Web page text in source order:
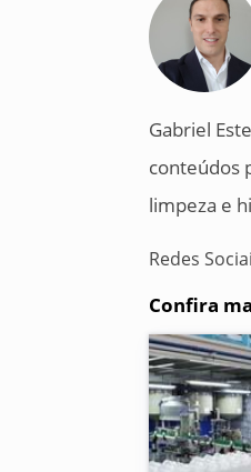
Gabriel
conteúdos
limpeza e
Redes
Confira